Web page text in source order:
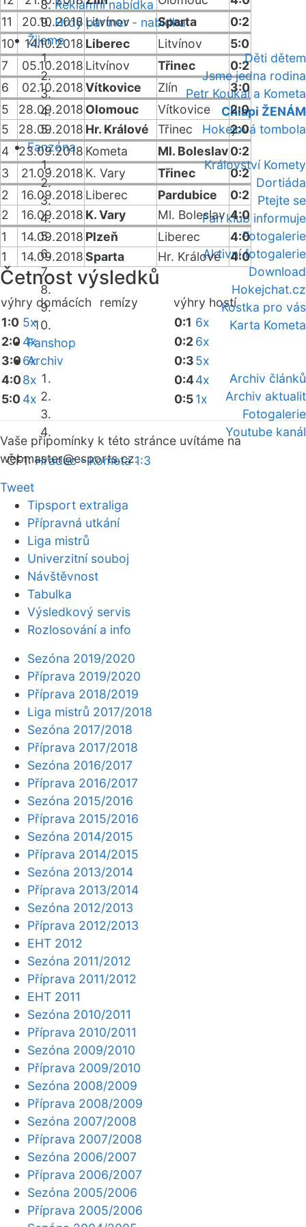
Reklamní nabídka
Hrdý partner - nabídka
Žijeme
Děti dětem
Jsme jedna rodina
Petr Koukal a Kometa
Chlapi ŽENÁM
Hokejová tombola
Fanzóna
Království Komety
Dortiáda
Ptejte se
Fan klub informuje
Fotogalerie
Aktivní fotogalerie
Download
Hokejchat.cz
Kostka pro vás
Karta Kometa
Fanshop
Archiv
Archiv článků
Archiv aktualit
Fotogalerie
Youtube kanál
ČF1:Hradec - Kometa 1:3
11
20.10.2018 Litvínov Sparta
0:2
10
14.10.2018 Liberec Litvínov
5:0
7
05.10.2018 Litvínov Třinec
0:2
6
02.10.2018Vítkovice Zlín
3:0
5
28.09.2018 Olomouc Vítkovice
2:0
5
28.09.2018 Hr. Králové Třinec
2:0
4
23.09.2018 Kometa Ml. Boleslav0:2
3
21.09.2018 K. Vary Třinec
0:2
2
16.09.2018 Liberec Pardubice
0:2
2
16.09.2018 K. Vary Ml. Boleslav 4:0
1
14.09.2018 Plzeň Liberec
4:0
1
14.09.2018Sparta Hr. Králové 4:0
Četnost výsledků
výhry domácích remízy výhry hostí
1:0 5x
2:04x
3:06x
4:08x
5:04x
0:1 6x
0:26x
0:35x
0:44x
0:51x
Vaše připomínky k této stránce uvítáme na
webmaster@esports.cz.
Tweet
Tipsport extraliga
Přípravná utkání
Liga mistrů
Univerzitní souboj
Návštěvnost
Tabulka
Výsledkový servis
Rozlosování a info
Sezóna 2019/2020
Příprava 2019/2020
Příprava 2018/2019
Liga mistrů 2017/2018
Sezóna 2017/2018
Příprava 2017/2018
Sezóna 2016/2017
Příprava 2016/2017
Sezóna 2015/2016
Příprava 2015/2016
Sezóna 2014/2015
Příprava 2014/2015
Sezóna 2013/2014
Příprava 2013/2014
Sezóna 2012/2013
Příprava 2012/2013
EHT 2012
Sezóna 2011/2012
Příprava 2011/2012
EHT 2011
Sezóna 2010/2011
Příprava 2010/2011
Sezóna 2009/2010
Příprava 2009/2010
Sezóna 2008/2009
Příprava 2008/2009
Sezóna 2007/2008
Příprava 2007/2008
Sezóna 2006/2007
Příprava 2006/2007
Sezóna 2005/2006
Příprava 2005/2006